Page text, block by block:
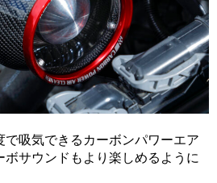
吸気できるカーボンパワーエア
ボサウンドもより楽しめるように